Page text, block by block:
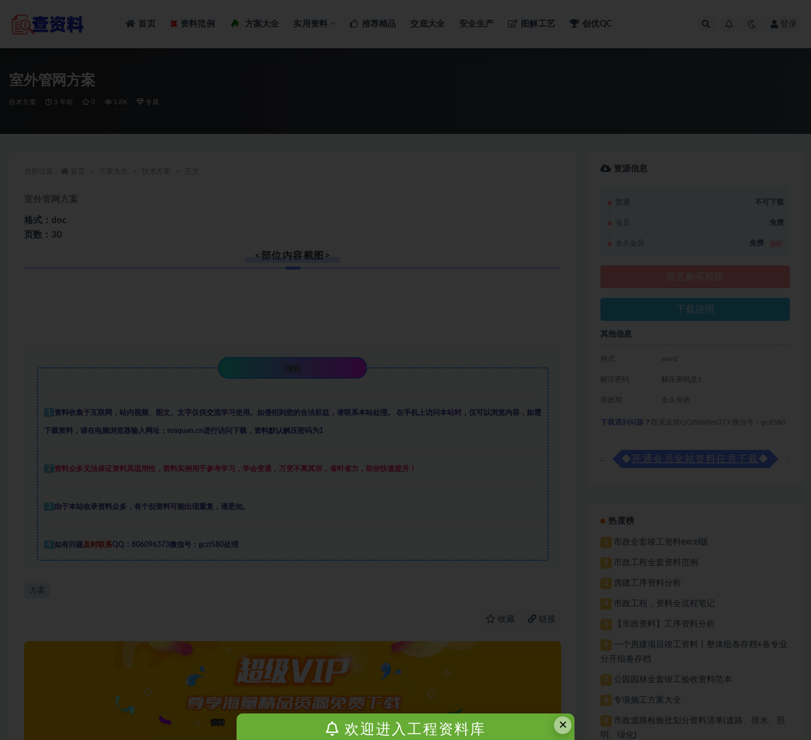
首页 资料范例 Loading…
方案大全 实用资料 推荐精品 交底大全 安全生产 图解工艺 创优QC 登录
室外管网方案
技术方案 3 年前 0 1.8K 专属
室外管网方案
格式：doc
页数：30
<部位内容截图>
须知
1 资料收集于互联网 ， 站内视频、图文、文字仅供交流学习使用。如侵犯到您的合法权益，请联系本站处理。 在手机上访问本站时，仅可以浏览内容，如需
下载资料，请在电脑浏览器输入网址：sosquan.cn进行访问下载， 资料默认解压密码为1
2 资料众多无法保证资料其适用性，资料实例 用于参考学习，学会变通，万变不离其宗，省时省力，助你快速提升！
3 由于本站收录资料众多，有个别资料可能出现重复，请悉知。
4 如有问题及时联系QQ：806096373微信号：gczl580处理
方案
收藏 链接
资源信息
普通 不可下载
会员 免费
永久会员 免费
下载说明
其他信息
格式 word
解压密码 解压密码是1
有效期 永久有效
下载遇到问题？ 联系反馈QQ806096373 微信号：gczl580
◆ 开通会员全站资料任意下载◆
热度榜
1 市政全套竣工资料excel版
2 市政工程全套资料范例
3 房建工序资料分析
4 市政工程，资料全流程笔记
5 【市政资料】工序资料分析
6
一个房建项目竣工资料丨整体组卷存档+各专业
分开组卷存档
7 公园园林全套竣工验收资料范本
8 专项施工方案大全
9
市政道路检验批划分资料清单(道路、排水、照
明、绿化)
×
欢迎进入工程资料库